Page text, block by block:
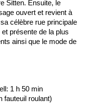
Sitten. Ensuite, le
ouvert et revient à
célèbre rue principale
présente de la plus
ainsi que le mode de
1 h 50 min
fauteuil roulant)